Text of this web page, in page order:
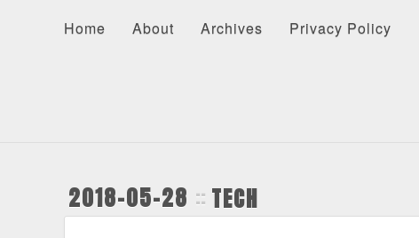
Home About Archives Privacy Policy
2018-05-28 TECH